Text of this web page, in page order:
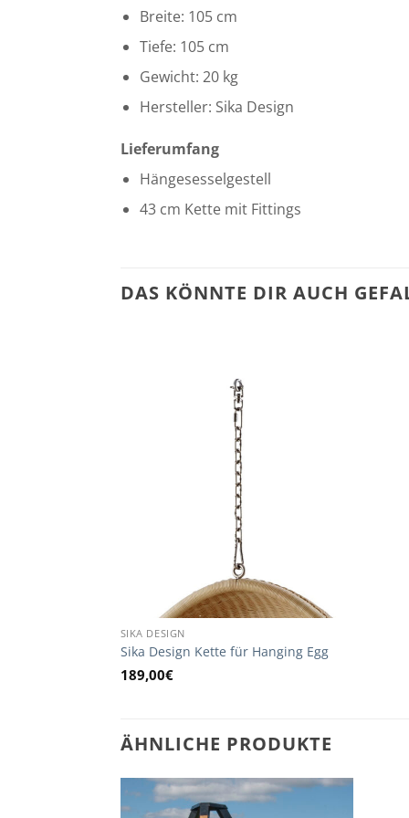
Breite: 105 cm
Tiefe: 105 cm
Gewicht: 20 kg
Hersteller: Sika Design
Lieferumfang
Hängesesselgestell
43 cm Kette mit Fittings
DAS KÖNNTE DIR AUCH
SIKA DESIGN
Sika Design Kette für Hanging Egg
189,00€
ÄHNLICHE PRODUKTE